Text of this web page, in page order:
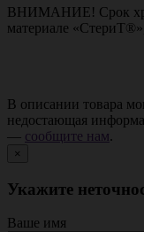
ВНИМАНИЕ! Срок
материале
В описании товара
недостающая
— сообщите нам.
×
Укажите
Ваше имя